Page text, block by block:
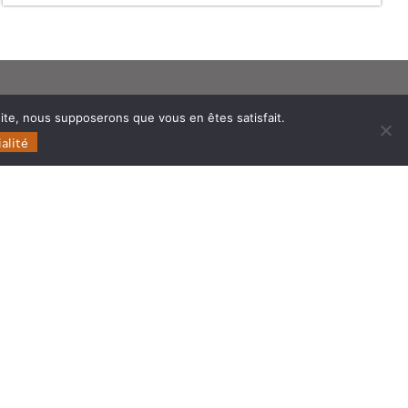
Follow
us
Follow
us
nous supposerons que vous en êtes satisfait.